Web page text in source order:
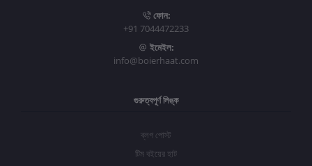
ফোন:
+91 7044472233
ইমেইল:
info@boierhaat.com
গুরুত্বপূর্ণ লিঙ্ক
ব্লগ পোস্ট
টিম বইয়ের হাট